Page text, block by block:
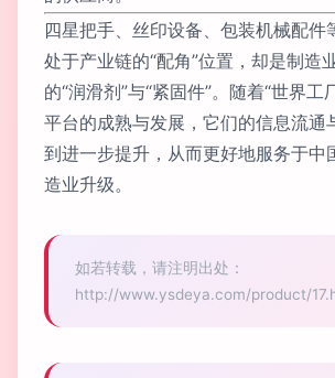
四星把手、丝印设备、包装机械配件
处于产业链的“配角”位置，却是制造
的“润滑剂”与“紧固件”。随着“世界工
平台的成熟与发展，它们的信息流通
到进一步提升，从而更好地服务于中
造业升级。
如若转载，请注明出处：
http://www.ysdeya.com/product/